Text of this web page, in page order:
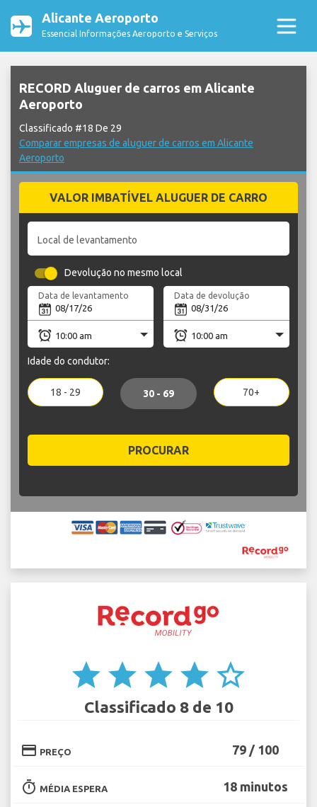
Alicante Aeroporto
Essencial Informações Aeroporto e Serviços
RECORD Aluguer de carros em Alicante
Aeroporto
Classificado #18 De 29
Comparar empresas de aluguer de carros em Alicante
Aeroporto
VALOR IMBATÍVEL ALUGUER DE CARRO
Local de levantamento
Devolução no mesmo local
Data de levantamento Data de devolução
Idade do condutor:
18 - 29 30 - 69 70+
PROCURAR
star star star star star_border
Classificado 8 de 10
credit_card PREÇO 79 / 100
timer MÉDIA ESPERA 18 minutos